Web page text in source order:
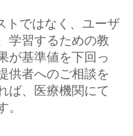
トではなく、ユーザ
学習するための教
が基準値を下回っ
供者へのご相談を
ば、医療機関にて